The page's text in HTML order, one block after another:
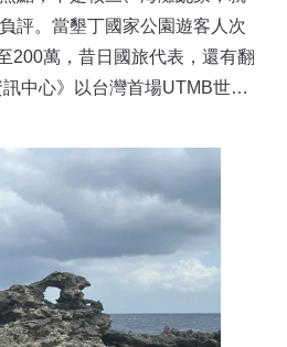
評。當墾丁國家公園遊客人次
200萬，昔日國旅代表，還有翻
中心》以台灣首場UTMB世界
旅遊、採訪在地解說員、返鄉
過數據與政策分析，重新檢視
。 當旅遊不再只是追求人次，
地方文化，恆春半島能否成為
哪些制度與現實，仍等待被翻